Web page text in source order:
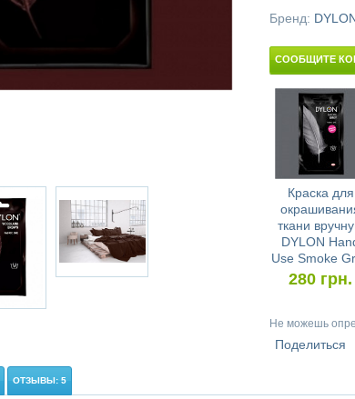
Бренд:
СООБЩИТЕ
Краска для
ткани
DYLON
Use Smoke
280 грн.
Не можешь
Поделиться
ОТЗЫВЫ: 5